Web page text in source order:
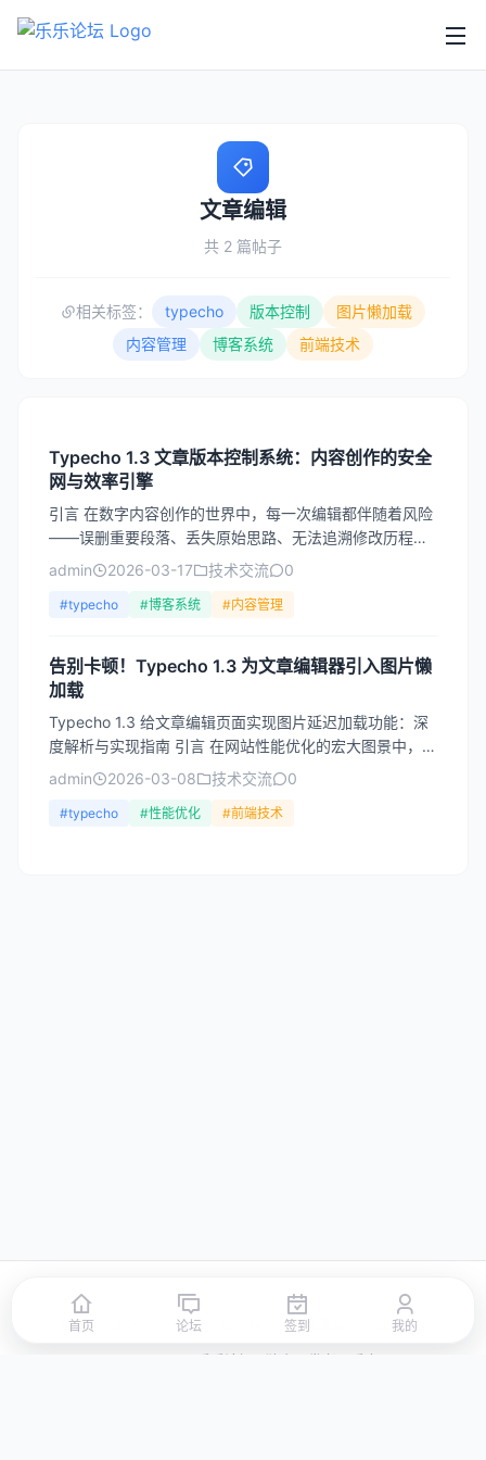
文章编辑
共 2 篇帖子
相关标签： typecho 版本控制
图片懒加载
内容管理
博客系统 前端技术
Typecho 1.3 文章版本控制系统：内容创作的安全
网与效率引擎
引言 在数字内容创作的世界中，每一次编辑都伴随着风险
——误删重要段落、丢失原始思路、无法追溯修改历程，
这些困扰着无数博主和内容创作者。Typecho，作为一款
admin 2026-03-17 技术交流 0
#typecho #博客系统 #内容管理
告别卡顿！Typecho 1.3 为文章编辑器引入图片懒
加载
Typecho 1.3 给文章编辑页面实现图片延迟加载功能：深
度解析与实现指南 引言 在网站性能优化的宏大图景中，图
片处理始终占据着至关重要的位置。对于内容创作...
admin 2026-03-08 技术交流 0
#typecho #性能优化 #前端技术
首页 签到 积分商城 站点地图
© 2026 LLBBS 乐乐论坛 · 独立开发者阿乐出品
首页 论坛 签到 我的